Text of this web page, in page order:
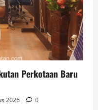
Perkotaan Baru
2026 0